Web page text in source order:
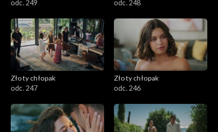
odc. 249
odc. 248
Złoty chłopak
odc. 247
Złoty chłopak
odc. 246